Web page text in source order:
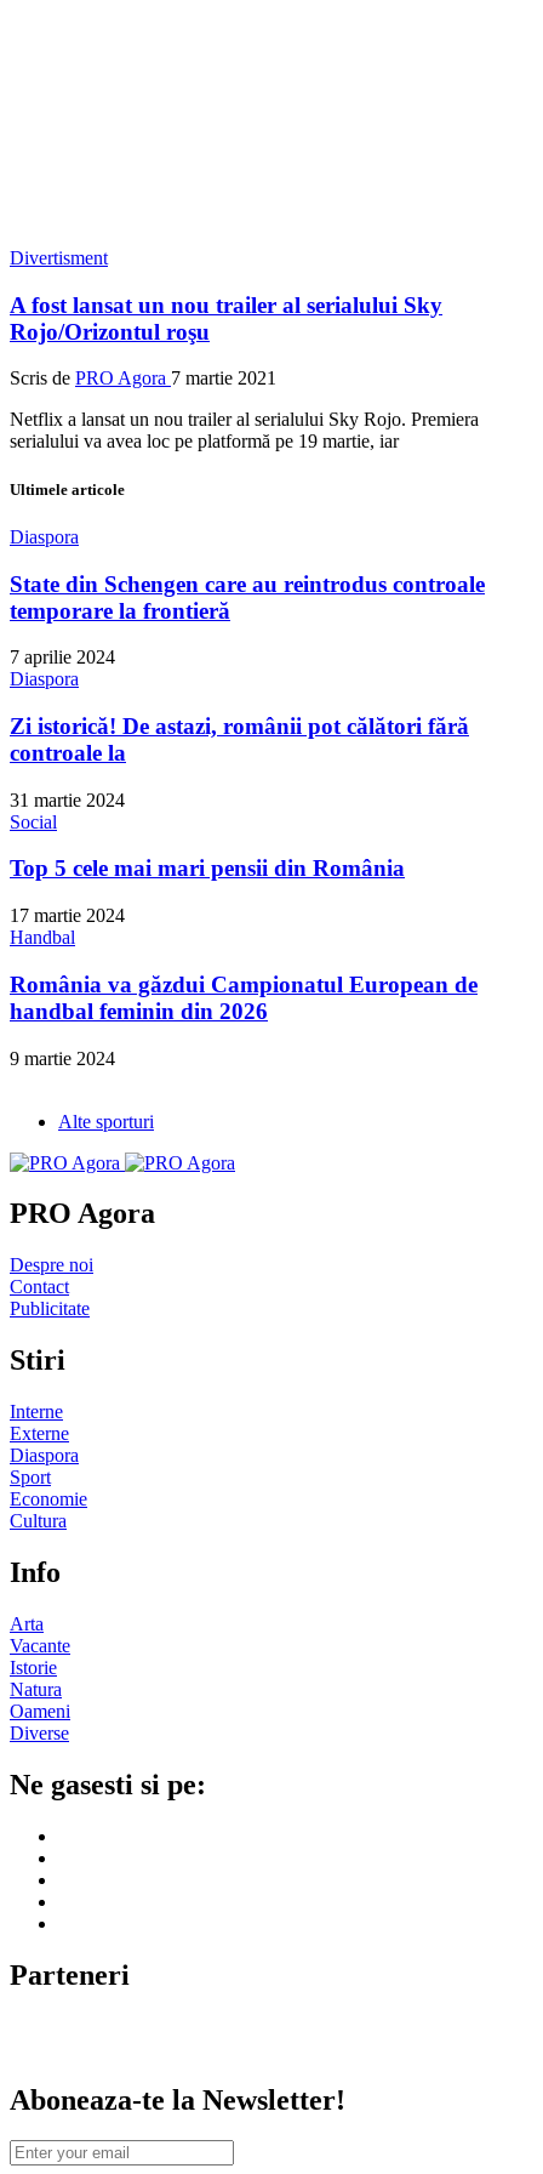
Divertisment
A fost lansat un nou trailer al serialului Sky
Rojo/Orizontul roşu
Scris de PRO Agora 7 martie 2021
Netflix a lansat un nou trailer al serialului Sky Rojo. Premiera
serialului va avea loc pe platformă pe 19 martie, iar
Ultimele articole
Diaspora
State din Schengen care au reintrodus controale
temporare la frontieră
7 aprilie 2024
Diaspora
Zi istorică! De astazi, românii pot călători fără
controale la
31 martie 2024
Social
Top 5 cele mai mari pensii din România
17 martie 2024
Handbal
România va găzdui Campionatul European de
handbal feminin din 2026
9 martie 2024
Alte sporturi
PRO Agora
Despre noi
Contact
Publicitate
Stiri
Interne
Externe
Diaspora
Sport
Economie
Cultura
Info
Arta
Vacante
Istorie
Natura
Oameni
Diverse
Ne gasesti si pe:
Parteneri
Aboneaza-te la Newsletter!